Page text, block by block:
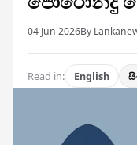
04 Jun 2026By
Read in: English